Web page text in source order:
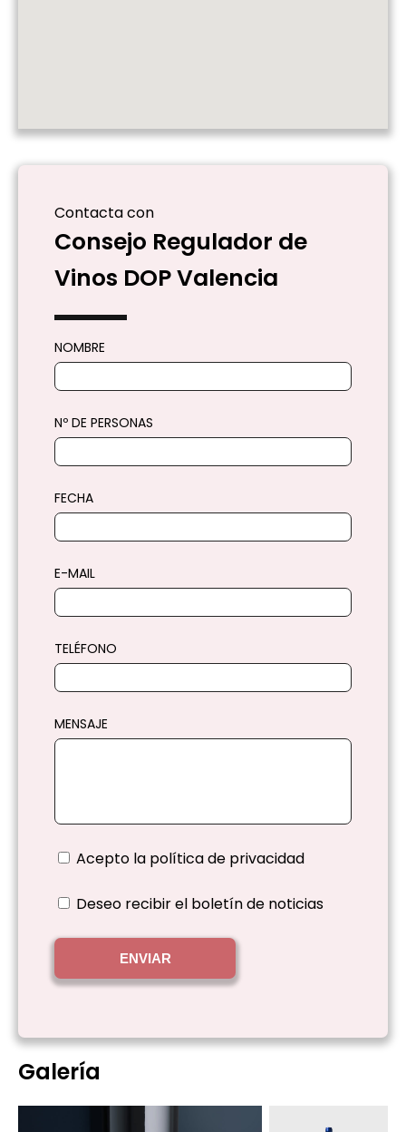
Contacta con
Consejo Regulador de
Vinos DOP Valencia
NOMBRE
Nº DE PERSONAS
FECHA
E-MAIL
TELÉFONO
MENSAJE
Acepto la política de privacidad
Deseo recibir el boletín de noticias
ENVIAR
Galería